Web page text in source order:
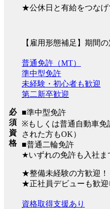
★公休日と有給をつなげ
【雇用形態補足】期間
必
須
資
格
普通免許（MT）
準中型免許
未経験・初心者も歓迎
第二新卒歓迎
■準中型免許
※もしくは普通自動車免
された方もOK）
■普通二輪免許
★いずれの免許も入社ま
★整備未経験の方歓迎！
★正社員デビューも歓
資格取得支援あり